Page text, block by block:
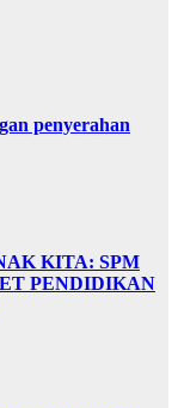
penyerahan
KITA: SPM
PENDIDIKAN